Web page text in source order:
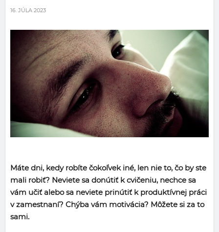
16. JÚLA 2023
Máte dni, kedy robíte čokoľvek iné, len nie to, čo by ste
mali robiť? Neviete sa donútiť k cvičeniu, nechce sa
vám učiť alebo sa neviete prinútiť k produktívnej práci
v zamestnaní? Chýba vám motivácia? Môžete si za to
sami.